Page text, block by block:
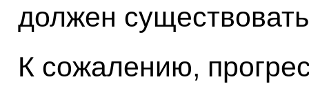
должен
К сожалению,